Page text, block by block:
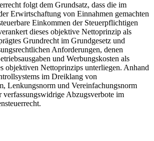
folgt dem Grundsatz, dass die im
Erwirtschaftung von Einnahmen gemachten
Einkommen der Steuerpflichtigen
dieses objektive Nettoprinzip als
Grundrecht im Grundgesetz und
Anforderungen, denen
und Werbungskosten als
objektiven Nettoprinzips unterliegen. Anhand
im Dreiklang von
Lenkungsnorm und Vereinfachungsnorm
Abzugsverbote im